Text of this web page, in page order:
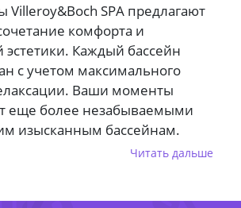
Villeroy&Boch SPA предлагают
комфорта и
Каждый бассейн
с учетом максимального
Ваши моменты
еще более незабываемыми
изысканным бассейнам.
SPA – это воплощение
для тех, кто стремится к
Читать дальше